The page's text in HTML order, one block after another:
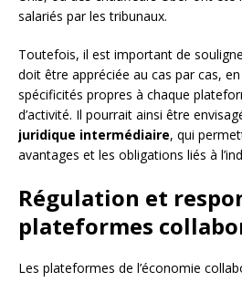
salariés par les tribunaux.
Toutefois, il est important de
doit être appréciée au cas par cas,
spécificités propres à chaque
d’activité. Il pourrait ainsi être
juridique intermédiaire, qui
avantages et les obligations liés à
Régulation et
plateformes
Les plateformes de l’économie